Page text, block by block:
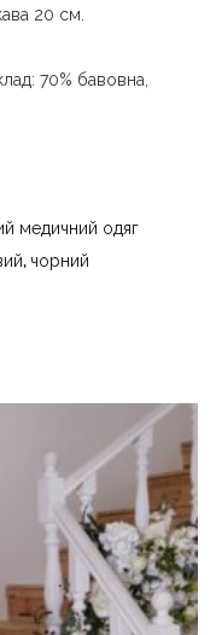
20 см.
70% бавовна,
150 °C - не
та вуглеводів
медичний одяг
, чорний